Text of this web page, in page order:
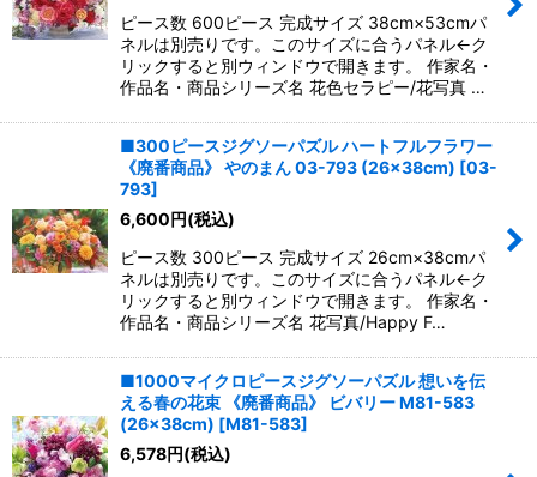
ピース数 600ピース 完成サイズ 38cm×53cmパ
ネルは別売りです。このサイズに合うパネル←ク
リックすると別ウィンドウで開きます。 作家名・
作品名・商品シリーズ名 花色セラピー/花写真 …
■300ピースジグソーパズル ハートフルフラワー
《廃番商品》 やのまん 03-793 (26×38cm) [03-
793]
6,600円(税込)
ピース数 300ピース 完成サイズ 26cm×38cmパ
ネルは別売りです。このサイズに合うパネル←ク
リックすると別ウィンドウで開きます。 作家名・
作品名・商品シリーズ名 花写真/Happy F…
■1000マイクロピースジグソーパズル 想いを伝
える春の花束 《廃番商品》 ビバリー M81-583
(26×38cm) [M81-583]
6,578円(税込)